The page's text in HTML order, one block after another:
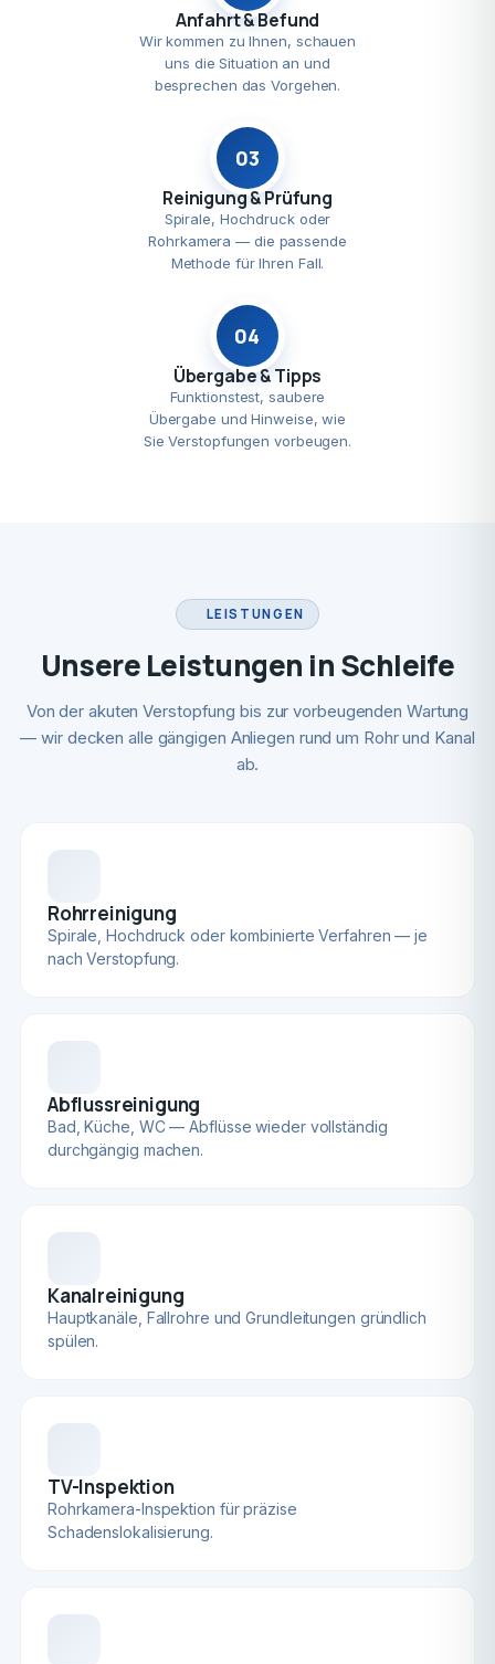
Anfahrt & Befund
Wir kommen zu Ihnen, schauen
uns die Situation an und
besprechen das Vorgehen.
03
Reinigung & Prüfung
Spirale, Hochdruck oder
Rohrkamera — die passende
Methode für Ihren Fall.
04
Übergabe & Tipps
Funktionstest, saubere
Übergabe und Hinweise, wie
Sie Verstopfungen vorbeugen.
LEISTUNGEN
Unsere Leistungen in Schleife
Von der akuten Verstopfung bis zur vorbeugenden Wartung
— wir decken alle gängigen Anliegen rund um Rohr und Kanal
ab.
Rohrreinigung
Spirale, Hochdruck oder kombinierte Verfahren — je
nach Verstopfung.
Abflussreinigung
Bad, Küche, WC — Abflüsse wieder vollständig
durchgängig machen.
Kanalreinigung
Hauptkanäle, Fallrohre und Grundleitungen gründlich
spülen.
TV-Inspektion
Rohrkamera-Inspektion für präzise
Schadenslokalisierung.